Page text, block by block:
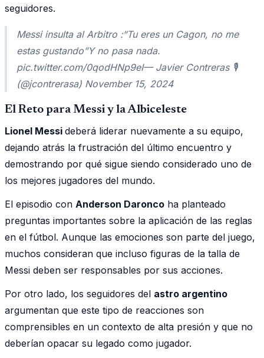
seguidores.
Messi insulta al Arbitro :“Tu eres un Cagon, no me
estas gustando”Y no pasa nada.
pic.twitter.com/0qodHNp9eI— Javier Contreras 🎙
(@jcontrerasa) November 15, 2024
El Reto para Messi y la Albiceleste
Lionel Messi deberá liderar nuevamente a su equipo,
dejando atrás la frustración del último encuentro y
demostrando por qué sigue siendo considerado uno de
los mejores jugadores del mundo.
El episodio con Anderson Daronco ha planteado
preguntas importantes sobre la aplicación de las reglas
en el fútbol. Aunque las emociones son parte del juego,
muchos consideran que incluso figuras de la talla de
Messi deben ser responsables por sus acciones.
Por otro lado, los seguidores del astro argentino
argumentan que este tipo de reacciones son
comprensibles en un contexto de alta presión y que no
deberían opacar su legado como jugador.